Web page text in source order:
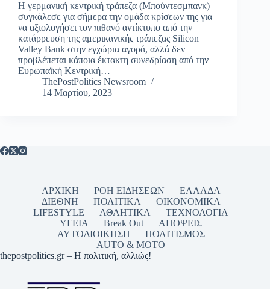
H γερμανική κεντρική τράπεζα (Μπούντεσμπανκ)
συγκάλεσε για σήμερα την ομάδα κρίσεων της για
να αξιολογήσει τον πιθανό αντίκτυπο από την
κατάρρευση της αμερικανικής τράπεζας Silicon
Valley Bank στην εγχώρια αγορά, αλλά δεν
προβλέπεται κάποια έκτακτη συνεδρίαση από την
Ευρωπαϊκή Κεντρική…
ThePostPolitics Newsroom
14 Μαρτίου, 2023
ΑΡΧΙΚΗ ΡΟΗ ΕΙΔΗΣΕΩΝ
ΕΛΛΑΔΑ
ΔΙΕΘΝΗ
ΠΟΛΙΤΙΚΑ
ΟΙΚΟΝΟΜΙΚΑ
LIFESTYLE
ΑΘΛΗΤΙΚΑ
ΤΕΧΝΟΛΟΓΙΑ
ΥΓΕΙΑ
Break Out
ΑΠΟΨΕΙΣ
ΑΥΤΟΔΙΟΙΚΗΣΗ
ΠΟΛΙΤΙΣΜΟΣ
AUTO & MOTO
thepostpolitics.gr – Η πολιτική, αλλιώς!